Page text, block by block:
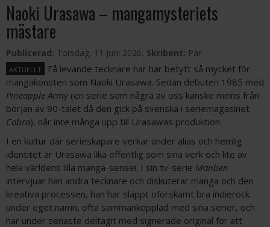
Naoki Urasawa – mangamysteriets
mästare
Publicerad: Torsdag, 11 juni 2026, Skribent: Pär
AKTUELLT
Få levande tecknare har har betytt så mycket för
mangakonsten som Naoki Urasawa. Sedan debuten 1985 med
Pineapple Army (en serie som några av oss kanske minns från
början av 90-talet då den gick på svenska i seriemagasinet
Cobra), når inte många upp till Urasawas produktion.
I en kultur där serieskapare verkar under alias och hemlig
identitet är Urasawa lika offentlig som sina verk och lite av
hela världens lilla manga-sensei. I sin tv-serie Manben
intervjuar han andra tecknare och diskuterar manga och den
kreativa processen, han har släppt oförskämt bra indierock
under eget namn, ofta sammankopplad med sina serier, och
har under senaste deltagit med signerade original för att